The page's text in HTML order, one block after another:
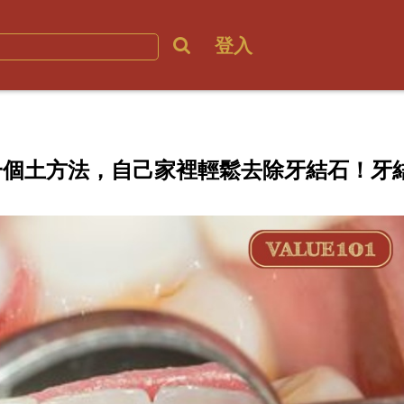
登入
土方法，自己家裡輕鬆去除牙結石！牙